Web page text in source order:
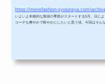
https://mensfashion-syosinsya.com/
いよいよ本格的な新緑の季節がスタートする5月。日に
コーデも爽やかで軽やかにしたいと思う頃。今回はそん